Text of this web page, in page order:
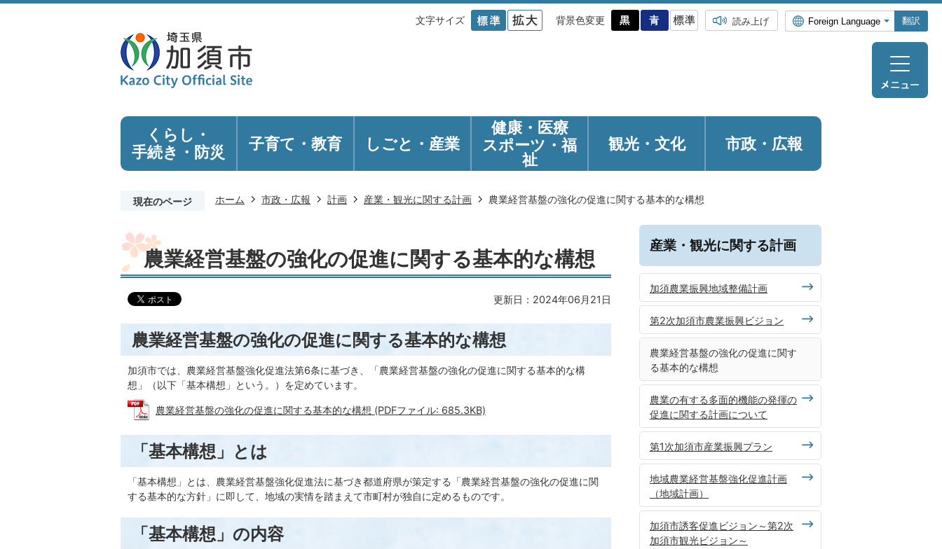
文字サイズ 背景色変更 読み上げ 翻訳
くらし・
手続き ・防災 子育て・教育 しごと・産業
健康・医療
スポーツ・福
祉
観光・ 文化 市政・広報
現在のページ ホーム 市政・広報 計画 産業・観光に関する計画 農業経営基盤の強化の促進に関する基本的な構想
農業経営基盤の強化の促進に関する基本的な構想
更新日：2024年06月21日
農業経営基盤の強化の促進に関する基本的な構想
加須市では、農業経営基盤強化促進法第6条に基づき、「農業経営基盤の強化の促進に関する基本的な構
想」（以下「基本構想」という。）を定めています。
農業経営基盤の強化の促進に関する基本的な構想 (PDFファイル: 685.3KB)
「基本構想」とは
「基本構想」とは、農業経営基盤強化促進法に基づき都道府県が策定する「農業経営基盤の強化の促進に関
する基本的な方針」に即して、地域の実情を踏まえて市町村が独自に定めるものです。
「基本構想」の内容
産業・観光に関する計画
加須農業振興地域整備計画
第2次加須市農業振興ビジョン
農業経営基盤の強化の促進に関す
る基本的な構想
農業の有する多面的機能の発揮の
促進に関する計画について
第1次加須市産業振興プラン
地域農業経営基盤強化促進計画
（地域計画）
加須市誘客促進ビジョン～第2次
加須市観光ビジョン～